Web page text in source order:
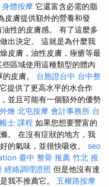
身體按摩 它還富含必需的脂
皮膚提供額外的營養和發
性的皮膚感。 有了這麼多
出決定。 這就是為什麼我
皮膚，油性皮膚，痤瘡等最
區域使用這種類型的體內
皮膚。 台胞證台中 台中整
它提供了更高水平的水合作
並且可能有一個額外的優勢
燴 北屯按摩 會計事務所 台
士 課程 如果您想要豐富的
。 在沒有症狀的地方，我
的氣味，並很快吸收。 seo
臺中 整骨 推薦 竹北 推
經絡調理證照 但是他沒有達
我不推薦它。 五權路按摩